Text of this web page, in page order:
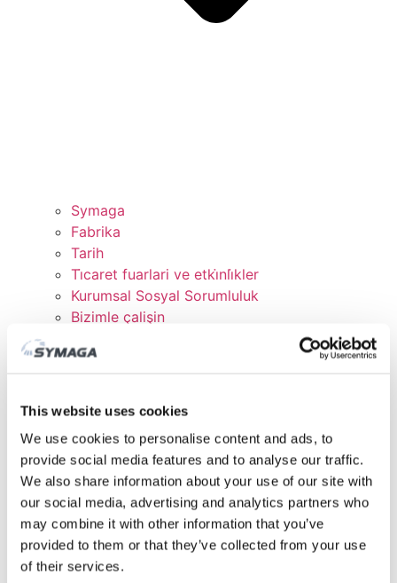
This website uses cookies
We use cookies to personalise content and ads, to
provide social media features and to analyse our traffic.
We also share information about your use of our site with
our social media, advertising and analytics partners who
may combine it with other information that you’ve
provided to them or that they’ve collected from your use
of their services.
Symaga
Fabrika
Tarih
Ti̇caret fuarlari ve etki̇nli̇kler
Kurumsal Sosyal Sorumluluk
Bizimle çalişin
İNDİRMELER